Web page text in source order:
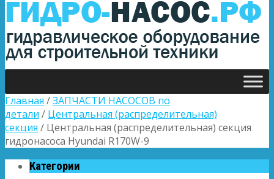
Главная /ЗАПЧАСТИ НАСОСОВ по
детали / Центральная (распределительная)
секция / Центральная (распределительная) секция
гидронасоса Hyundai R170W-9
Категории